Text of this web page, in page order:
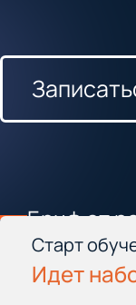
Бриф от
Старт
Идет